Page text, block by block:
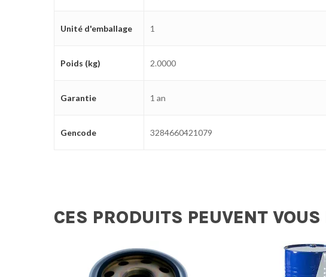
Unité d'emballage 1
Poids (kg) 2.0000
Garantie 1 an
Gencode 3284660421079
CES PRODUITS PEUVENT